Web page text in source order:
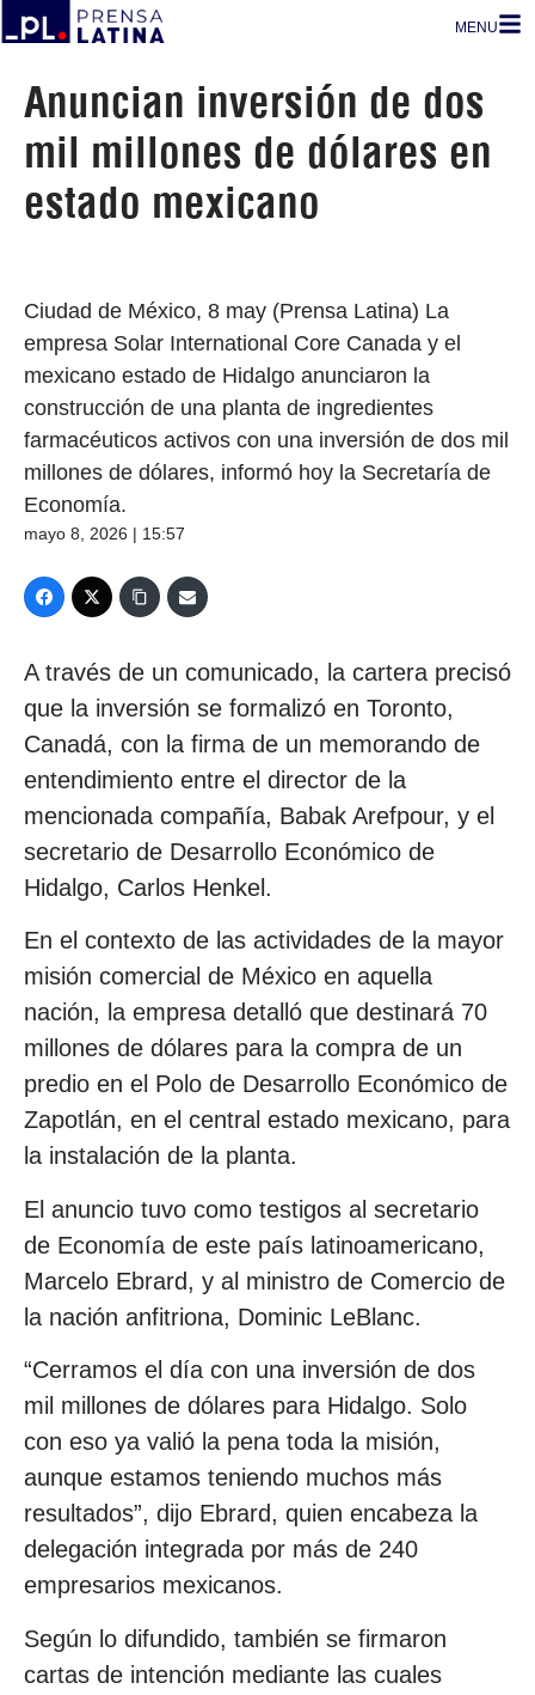
MENU
Anuncian inversión de dos
mil millones de dólares en
estado mexicano
Ciudad de México, 8 may (Prensa Latina) La
empresa Solar International Core Canada y el
mexicano estado de Hidalgo anunciaron la
construcción de una planta de ingredientes
farmacéuticos activos con una inversión de dos mil
millones de dólares, informó hoy la Secretaría de
Economía.
mayo 8, 2026 | 15:57
A través de un comunicado, la cartera precisó
que la inversión se formalizó en Toronto,
Canadá, con la firma de un memorando de
entendimiento entre el director de la
mencionada compañía, Babak Arefpour, y el
secretario de Desarrollo Económico de
Hidalgo, Carlos Henkel.
En el contexto de las actividades de la mayor
misión comercial de México en aquella
nación, la empresa detalló que destinará 70
millones de dólares para la compra de un
predio en el Polo de Desarrollo Económico de
Zapotlán, en el central estado mexicano, para
la instalación de la planta.
El anuncio tuvo como testigos al secretario
de Economía de este país latinoamericano,
Marcelo Ebrard, y al ministro de Comercio de
la nación anfitriona, Dominic LeBlanc.
“Cerramos el día con una inversión de dos
mil millones de dólares para Hidalgo. Solo
con eso ya valió la pena toda la misión,
aunque estamos teniendo muchos más
resultados”, dijo Ebrard, quien encabeza la
delegación integrada por más de 240
empresarios mexicanos.
Según lo difundido, también se firmaron
cartas de intención mediante las cuales